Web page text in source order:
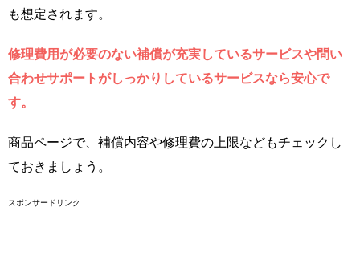
も想定されます。
修理費用が必要のない補償が充実しているサービスや問い
合わせサポートがしっかりしているサービスなら安心で
す。
商品ページで、補償内容や修理費の上限などもチェックし
ておきましょう。
スポンサードリンク